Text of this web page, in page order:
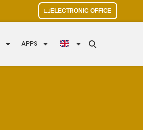
ELECTRONIC OFFICE
APPS